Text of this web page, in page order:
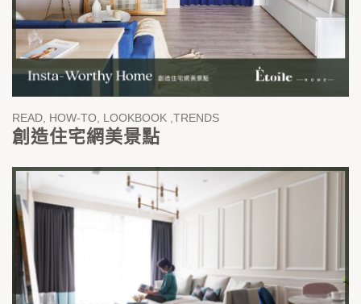
READ, HOW-TO, LOOKBOOK ,TRENDS
創造住宅網美景點